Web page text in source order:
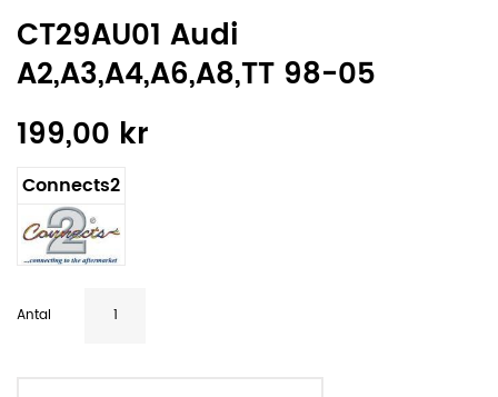
CT29AU01 Audi
A2,A3,A4,A6,A8,TT 98-05
199,00 kr
Connects2
Antal